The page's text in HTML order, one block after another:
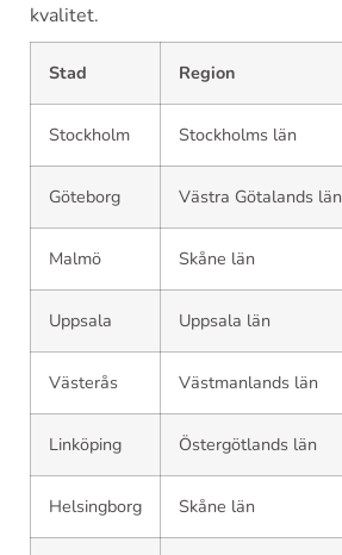
kvalitet.
Stad Region
Stockholm Stockholms län
Göteborg Västra Götalands län
Malmö Skåne län
Uppsala Uppsala län
Västerås Västmanlands län
Linköping Östergötlands län
Helsingborg Skåne län